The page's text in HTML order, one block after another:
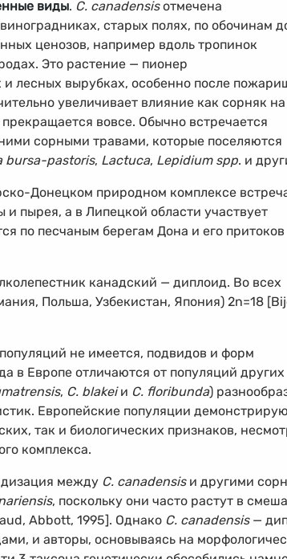
виды. C. canadensisотмечена
старых полях, по обочинам
ценозов, например вдоль тропинок
Это растение — пионер
лесных вырубках, особенно после
увеличивает влияние как сорняк на
вовсе. Обычно встречается
сорными травами, которые поселяются
bursa-pastoris, Lactuca, Lepidium spp. и
Донецком природном комплексе
пырея, а в Липецкой области участвует
по песчаным берегам Дона и его притоков
канадский — диплоид. Во всех
Польша, Узбекистан, Япония) 2n=18
не имеется, подвидов и форм
в Европе отличаются от популяций других
, C. blakeiи C. floribunda)
Европейские популяции
так и биологических признаков,
комплекса.
между C. canadensisи другими
, поскольку они часто растут в
Abbott, 1995]. Однако C. canadensis—
и авторы, основываясь на